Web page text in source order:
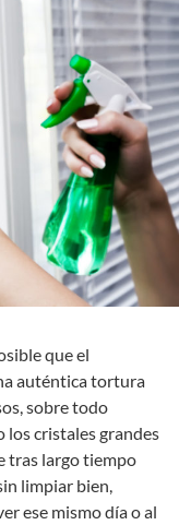
que el
auténtica tortura
sobre todo
los cristales grandes
tras largo tiempo
limpiar bien,
ese mismo día o al